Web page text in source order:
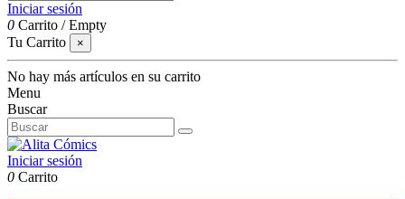
Iniciar sesión
0 Carrito /Empty
Tu Carrito
×
No hay más artículos en su carrito
Menu
Buscar
Iniciar sesión
0 Carrito